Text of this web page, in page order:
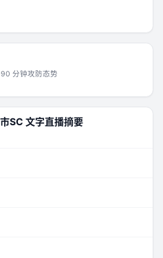
分钟攻防态势
SC 文字直播摘要